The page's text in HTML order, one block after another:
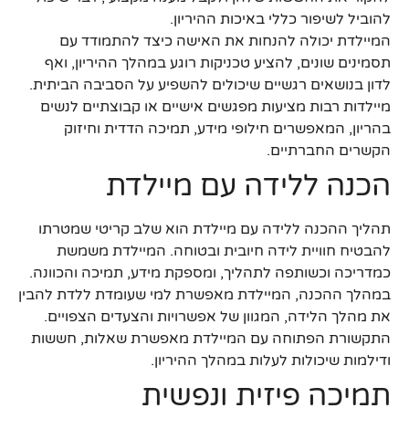
להוביל לשיפור כללי באיכות ההיריון.
המיילדת יכולה להנחות את האישה כיצד להתמודד עם
תסמינים שונים, להציע טכניקות רוגע במהלך ההיריון, ואף
לדון בנושאים רגשיים שיכולים להשפיע על הסביבה הביתית.
מיילדות רבות מציעות מפגשים אישיים או קבוצתיים לנשים
בהריון, המאפשרים חילופי מידע, תמיכה הדדית וחיזוק
הקשרים החברתיים.
הכנה ללידה עם מיילדת
תהליך ההכנה ללידה עם מיילדת הוא שלב קריטי שמטרתו
להבטיח חוויית לידה חיובית ובטוחה. המיילדת משמשת
כמדריכה וכשותפה לתהליך, ומספקת מידע, תמיכה והכוונה.
במהלך ההכנה, המיילדת מאפשרת למי שעומדת ללדת להבין
את מהלך הלידה, המגוון של אפשרויות והצעדים הצפויים.
התקשורת הפתוחה עם המיילדת מאפשרת שאלות, חששות
ודילמות שיכולות לעלות במהלך ההיריון.
תמיכה פיזית ונפשית